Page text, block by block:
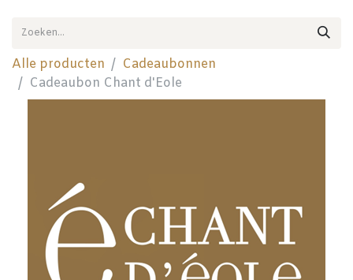
Alle producten
Cadeaubonnen
Cadeaubon Chant d'Eole